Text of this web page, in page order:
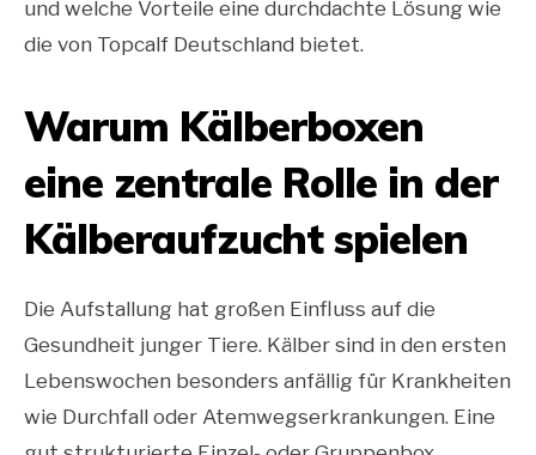
und welche Vorteile eine durchdachte Lösung wie
die von Topcalf Deutschland bietet.
Warum Kälberboxen
eine zentrale Rolle in der
Kälberaufzucht spielen
Die Aufstallung hat großen Einfluss auf die
Gesundheit junger Tiere. Kälber sind in den ersten
Lebenswochen besonders anfällig für Krankheiten
wie Durchfall oder Atemwegserkrankungen. Eine